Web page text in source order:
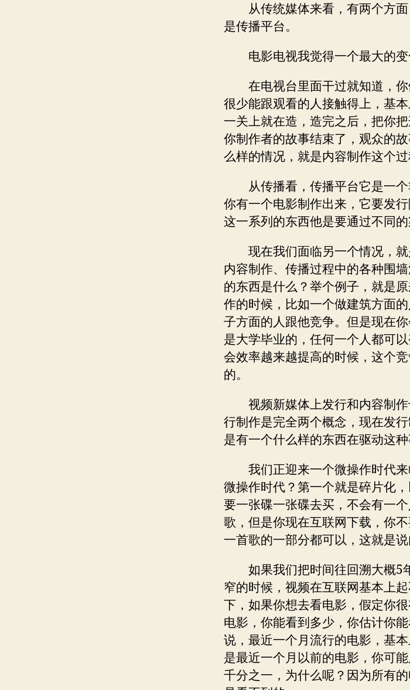
从传统媒体来看，有两个方
是传播平台。
电影电视我觉得一个最大的变
在电视台里面干过就知道，
很少能跟观看的人接触得上，基
一关上就在造，造完之后，把你
你制作者的故事结束了，观众的
么样的情况，就是内容制作这个过
从传播看，传播平台它是一
你有一个电影制作出来，它要发
这一系列的东西他是要通过不同的
现在我们面临另一个情况，
内容制作、传播过程中的各种围
的东西是什么？举个例子，就是
作的时候，比如一个做建筑方面
子方面的人跟他竞争。但是现在
是大学毕业的，任何一个人都可
会效率越来越提高的时候，这个
的。
视频新媒体上发行和内容制
行制作是完全两个概念，现在发
是有一个什么样的东西在驱动这
我们正迎来一个微操作时代
微操作时代？第一个就是碎片化
要一张碟一张碟去买，不会有一
歌，但是你现在互联网下载，你
一首歌的一部分都可以，这就是说
如果我们把时间往回溯大概5
窄的时候，视频在互联网基本上
下，如果你想去看电影，假定你
电影，你能看到多少，你估计你
说，最近一个月流行的电影，基
是最近一个月以前的电影，你可
千分之一，为什么呢？因为所有